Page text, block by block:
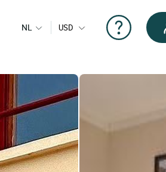
NL USD